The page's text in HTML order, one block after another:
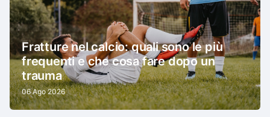
Fratture nel calcio: quali sono le più
frequenti e che cosa fare dopo un
trauma
06 Ago 2026